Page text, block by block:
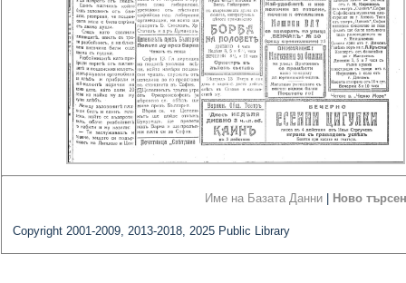
Име на Базата Данни Ново
Copyright 2001-2009, 2013-2018, 2025 Public Library